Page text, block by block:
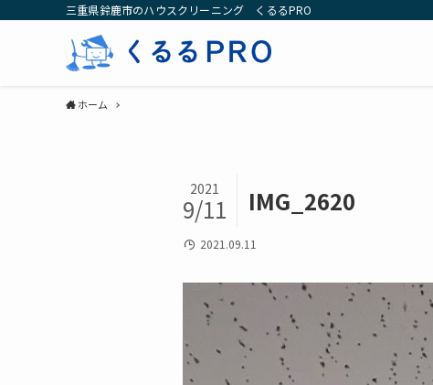
三重県鈴鹿市のハウスクリーニング くるるPRO
ホーム
IMG_2620
2021
9/11
2021.09.11